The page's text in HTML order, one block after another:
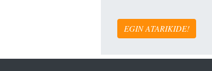
EGIN ATARIKIDE!